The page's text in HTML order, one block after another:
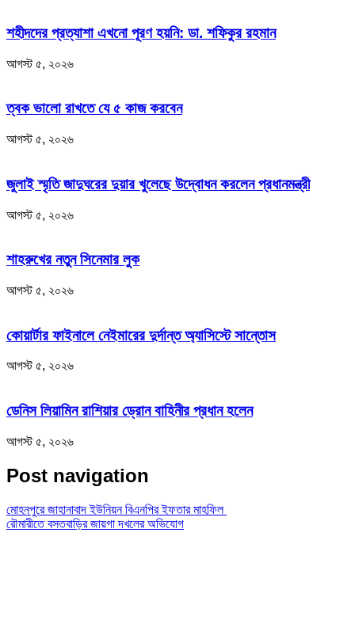
শহীদদের প্রত্যাশা এখনো পূরণ হয়নি: ডা. শফিকুর রহমান
আগস্ট ৫, ২০২৬
ত্বক ভালো রাখতে যে ৫ কাজ করবেন
আগস্ট ৫, ২০২৬
জুলাই স্মৃতি জাদুঘরের দুয়ার খুলেছে উদ্বোধন করলেন প্রধানমন্ত্রী
আগস্ট ৫, ২০২৬
শাহরুখের নতুন সিনেমার লুক
আগস্ট ৫, ২০২৬
কোয়ার্টার ফাইনালে নেইমারের দুর্দান্ত অ্যাসিস্টে সান্তোস
আগস্ট ৫, ২০২৬
ডেনিস লিয়ামিন রাশিয়ার ড্রোন বাহিনীর প্রধান হলেন
আগস্ট ৫, ২০২৬
Post navigation
মোহনপুরে জাহানাবাদ ইউনিয়ন বিএনপির ইফতার মাহফিল
রৌমারীতে বসতবাড়ির জায়গা দখলের অভিযোগ